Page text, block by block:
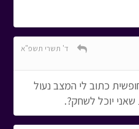
ד' תשרי תשפ"א
כתוב לי המצב נעול
יוכל לשחק?.